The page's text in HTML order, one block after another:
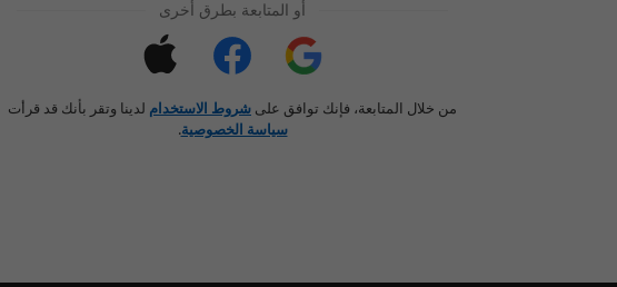
أو المتابعة بطرق أخرى
من خلال المتابعة، فإنك توافق على شروط الاستخدام لدينا وتقر بأنك قد قرأت
سياسة الخصوصية.